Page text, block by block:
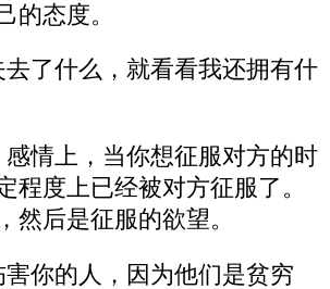
的态度。
了什么，就看看我还拥有什
感情上，当你想征服对方的时
程度上已经被对方征服了。
然后是征服的欲望。
你的人，因为他们是贫穷